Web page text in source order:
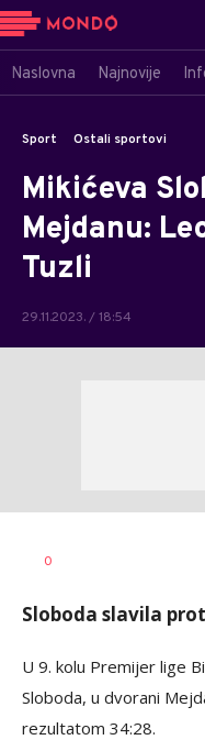
Naslovna Najnovije
Sport Ostali sportovi
Mikićeva
Mejdanu:
Tuzli
29.11.2023. / 18:54
AUTOR
0
Sloboda slavila
U 9. kolu Premijer lige
Sloboda, u dvorani
rezultatom 34:28.